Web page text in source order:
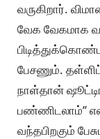
வருகிறார்.
வேக வேகமாக
பேசணும்.
நாள்தான்
பண்ணிடலாம்’’
வந்தபிறகும்